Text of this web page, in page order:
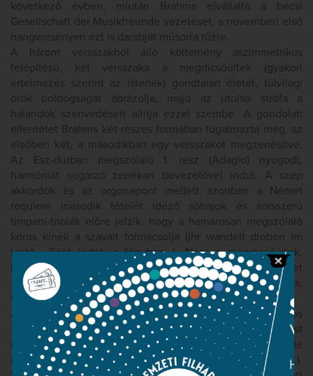
következő évben, miután Brahms elvállalta a bécsi
Gesellschaft der Musikfreunde vezetését, a novemberi első
hangversenyen ezt is darabját műsorra tűzte.
A három versszakból álló költemény aszimmetrikus
felépítésű, két versszaka a megdicsőültek (gyakori
értelmezés szerint az istenek) gondtalan életét, túlvilági
örök boldogságát ábrázolja, majd az utolsó strófa a
halandók szenvedéseit állítja ezzel szembe. A gondolati
ellentétet Brahms két részes formában fogalmazta meg, az
elsőben két, a másodikban egy versszakot megzenésítve.
Az Esz-dúrban megszólaló 1. rész (Adagio) nyugodt,
harmóniát sugárzó zenekari bevezetővel indul. A szép
akkordok és az orgonapont mellett azonban a Német
requiem második tételét idéző sóhajok és sorsszerű
timpani-triolák előre jelzik, hogy a hamarosan megszólaló
kórus kinek a szavait tolmácsolja (Ihr wandelt droben im
Licht… Fönt jártok a fényben…). Nem a megdicsőültek,
hanem a vágyakkal teli emberek énekelnek azokról, akiket
„isteni szellő érint” és akiknek „boldog szemei a csöndes,
tiszta öröklétet” látják.
A c-moll 2. rész (Allegro) gyors unisonóval induló, viharos
zenéje éles kontrasztot jelent az előzményekhez képest
(Doch uns ist gegeben, Auf keiner Stätte zu ruhn… / De
nekünk az adatott, hogy ne nyugodhassunk meg sehol…).